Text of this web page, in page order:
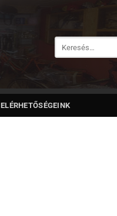
ELÉRHETŐSÉGEINK